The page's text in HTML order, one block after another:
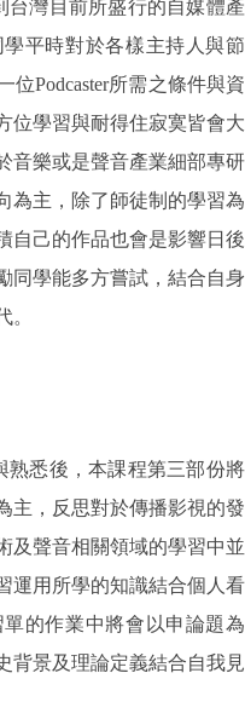
灣目前所盛行的自媒體產
學平時對於各樣主持人與節
Podcaster所需之條件與資
位學習與耐得住寂寞皆會大
音樂或是聲音產業細部專研
為主，除了師徒制的學習為
自己的作品也會是影響日後
同學能多方嘗試，結合自身
。
悉後，本課程第三部份將
主，反思對於傳播影視的發
及聲音相關領域的學習中並
運用所學的知識結合個人看
的作業中將會以申論題為
背景及理論定義結合自我見